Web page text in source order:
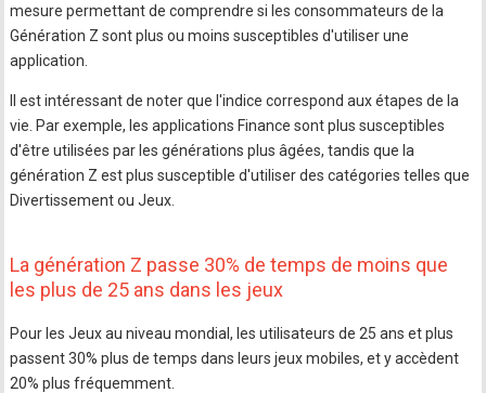
mesure permettant de comprendre si les consommateurs de la
Génération Z sont plus ou moins susceptibles d'utiliser une
application.
Il est intéressant de noter que l'indice correspond aux étapes de la
vie. Par exemple, les applications Finance sont plus susceptibles
d'être utilisées par les générations plus âgées, tandis que la
génération Z est plus susceptible d'utiliser des catégories telles que
Divertissement ou Jeux.
La génération Z passe 30% de temps de moins que
les plus de 25 ans dans les jeux
Pour les Jeux au niveau mondial, les utilisateurs de 25 ans et plus
passent 30% plus de temps dans leurs jeux mobiles, et y accèdent
20% plus fréquemment.